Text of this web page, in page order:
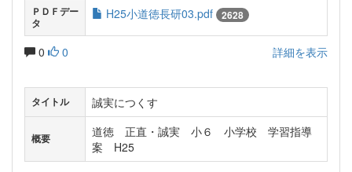
ＰＤＦデー
タ
H25小道徳長研03.pdf 2628
0 0 詳細を表示
タイトル 誠実につくす
概要
道徳 正直・誠実 小６ 小学校 学習指導
案 H25